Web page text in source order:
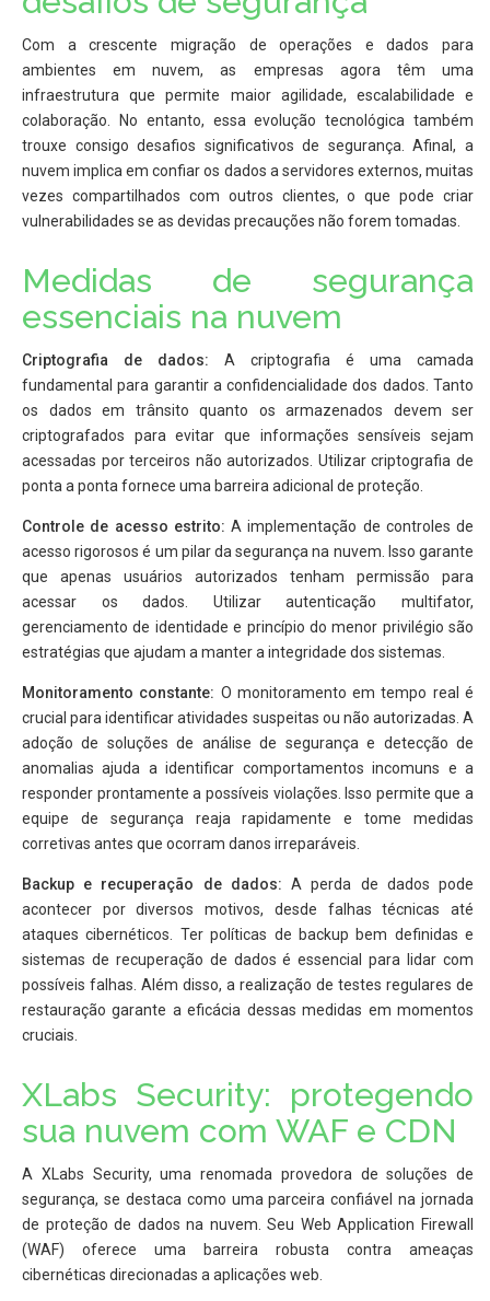
Com a crescente migração de operações e dados para
ambientes em nuvem, as empresas agora têm uma
infraestrutura que permite maior agilidade, escalabilidade e
colaboração. No entanto, essa evolução tecnológica também
trouxe consigo desafios significativos de segurança. Afinal, a
nuvem implica em confiar os dados a servidores externos, muitas
vezes compartilhados com outros clientes, o que pode criar
vulnerabilidades se as devidas precauções não forem tomadas.
Medidas de segurança
essenciais na nuvem
Criptografia de dados: A criptografia é uma camada
fundamental para garantir a confidencialidade dos dados. Tanto
os dados em trânsito quanto os armazenados devem ser
criptografados para evitar que informações sensíveis sejam
acessadas por terceiros não autorizados. Utilizar criptografia de
ponta a ponta fornece uma barreira adicional de proteção.
Controle de acesso estrito: A implementação de controles de
acesso rigorosos é um pilar da segurança na nuvem. Isso garante
que apenas usuários autorizados tenham permissão para
acessar os dados. Utilizar autenticação multifator,
gerenciamento de identidade e princípio do menor privilégio são
estratégias que ajudam a manter a integridade dos sistemas.
Monitoramento constante: O monitoramento em tempo real é
crucial para identificar atividades suspeitas ou não autorizadas. A
adoção de soluções de análise de segurança e detecção de
anomalias ajuda a identificar comportamentos incomuns e a
responder prontamente a possíveis violações. Isso permite que a
equipe de segurança reaja rapidamente e tome medidas
corretivas antes que ocorram danos irreparáveis.
Backup e recuperação de dados: A perda de dados pode
acontecer por diversos motivos, desde falhas técnicas até
ataques cibernéticos. Ter políticas de backup bem definidas e
sistemas de recuperação de dados é essencial para lidar com
possíveis falhas. Além disso, a realização de testes regulares de
restauração garante a eficácia dessas medidas em momentos
cruciais.
XLabs Security: protegendo
sua nuvem com WAF e CDN
A XLabs Security, uma renomada provedora de soluções de
segurança, se destaca como uma parceira confiável na jornada
de proteção de dados na nuvem. Seu Web Application Firewall
(WAF) oferece uma barreira robusta contra ameaças
cibernéticas direcionadas a aplicações web.